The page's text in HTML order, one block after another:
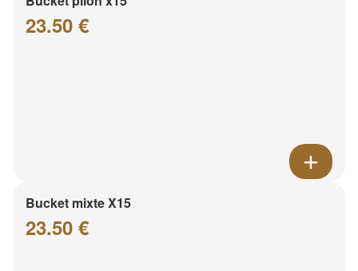
23.50 €
Bucket mixte X15
23.50 €